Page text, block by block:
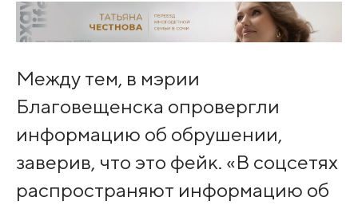
Между тем, в мэрии
Благовещенска опровергли
информацию об обрушении,
заверив, что это фейк. «В соцсетях
распространяют информацию об